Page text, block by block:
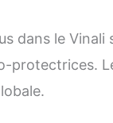
dans le
protectrices.